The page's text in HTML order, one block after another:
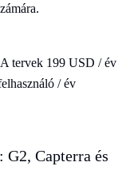
tervek 199 USD / év
/ év
Capterra és